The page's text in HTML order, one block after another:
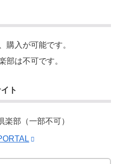
購入が可能です。
部は不可です。
ト
部（一部不可）